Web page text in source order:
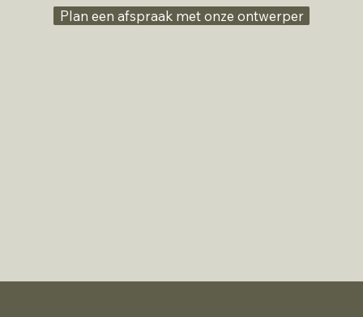
Plan een afspraak met onze ontwerper